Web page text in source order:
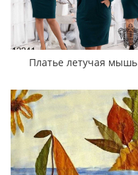
Платье летучая мышь